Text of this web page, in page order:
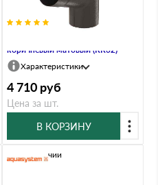
коричневый матовый (RR32)
Характеристики
4 710 руб
Цена за шт.
В КОРЗИНУ
В наличии